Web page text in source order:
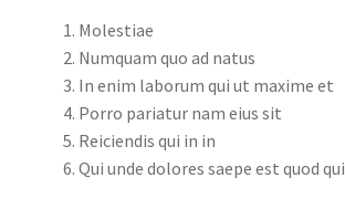
Molestiae
Numquam quo ad natus
In enim laborum qui ut maxime et
Porro pariatur nam eius sit
Reiciendis qui in in
Qui unde dolores saepe est quod qui